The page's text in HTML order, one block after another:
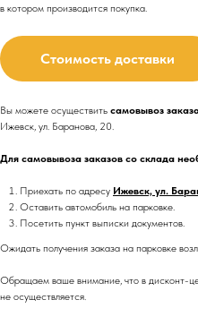
в котором производится покупка.
Стоимость доставки
Вы можете осуществить самовывоз
Ижевск, ул. Баранова, 20.
Для самовывоза заказов со склада
Приехать по адресу Ижевск, ул.
Оставить автомобиль на парковке.
Посетить пункт выписки документов.
Ожидать получения заказа на парковке
Обращаем ваше внимание, что в дисконт-
не осуществляется.